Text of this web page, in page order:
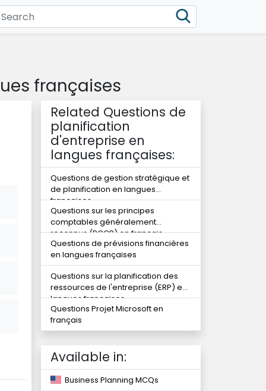
françaises
Related Questions de
planification
d'entreprise en
langues françaises:
Questions de gestion stratégique et
de planification en langues
françaises
Questions sur les principes
comptables généralement
reconnus (PCGR) en français
Questions de prévisions financières
en langues françaises
Questions sur la planification des
ressources de l'entreprise (ERP) en
langues françaises
Questions Projet Microsoft en
français
Available in:
Business Planning MCQs